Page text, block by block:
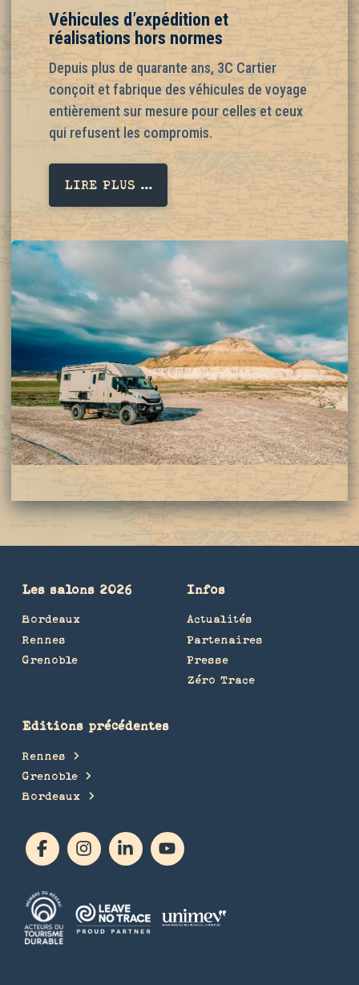
Véhicules d’expédition et
réalisations hors normes
Depuis plus de quarante ans, 3C Cartier
conçoit et fabrique des véhicules de voyage
entièrement sur mesure pour celles et ceux
qui refusent les compromis.
LIRE PLUS ...
Les salons 2026
Bordeaux
Rennes
Grenoble
Infos
Actualités
Partenaires
Presse
Zéro Trace
Editions précédentes
Rennes
Grenoble
Bordeaux